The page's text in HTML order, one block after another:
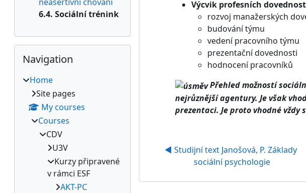
Výcvik profesních
rozvoj manažerských
budování týmu
vedení pracovního týmu
prezentační dovednosti
hodnocení pracovníků
Přehled možností
nejrůznější agentury. Je však
prezentaci. Je proto vhodné vždy
◀︎ Studijní text Janošová, P. Základy
sociální psychologie
6.4. Sociální trénink
Skip Navigation
Navigation
Home
Site pages
My courses
Courses
CDV
U3V
Kurzy připravené
v rámci ESF
AKT-PC